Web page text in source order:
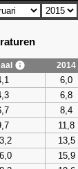
2014
6,0
6,8
8,4
11,8
13,5
15,9